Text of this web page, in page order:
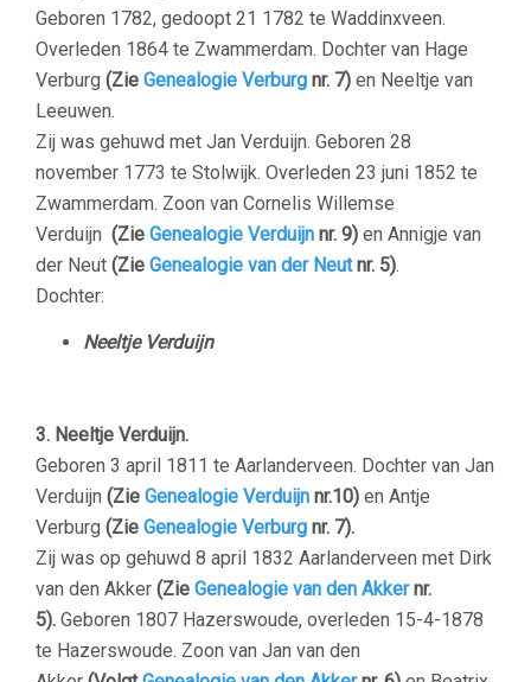
Geboren 1782, gedoopt 21 1782 te Waddinxveen.
Overleden 1864 te Zwammerdam. Dochter van Hage
Verburg (Zie Genealogie Verburg nr. 7) en Neeltje van
Leeuwen.
Zij was gehuwd met Jan Verduijn. Geboren 28
november 1773 te Stolwijk. Overleden 23 juni 1852 te
Zwammerdam. Zoon van Cornelis Willemse
Verduijn (Zie Genealogie Verduijn nr. 9) en Annigje van
der Neut (Zie Genealogie van der Neutnr. 5).
Dochter:
Neeltje Verduijn
3. Neeltje Verduijn.
Geboren 3 april 1811 te Aarlanderveen. Dochter van Jan
Verduijn (Zie Genealogie Verduijn nr.10) en Antje
Verburg (Zie Genealogie Verburg nr. 7).
Zij was op gehuwd ‎8 april 1832 Aarlanderveen met Dirk
van den Akker (Zie Genealogie van den Akkernr.
5). Geboren ‎1807 Hazerswoude, overleden ‎15-4-1878
te Hazerswoude. Zoon van Jan van den